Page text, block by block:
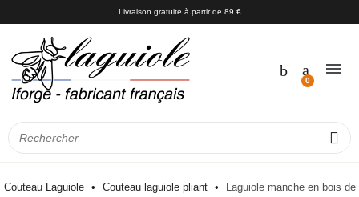
Livraison gratuite à partir de 89 €
Couteau Laguiole Couteau laguiole pliant
Laguiole manche en bois de